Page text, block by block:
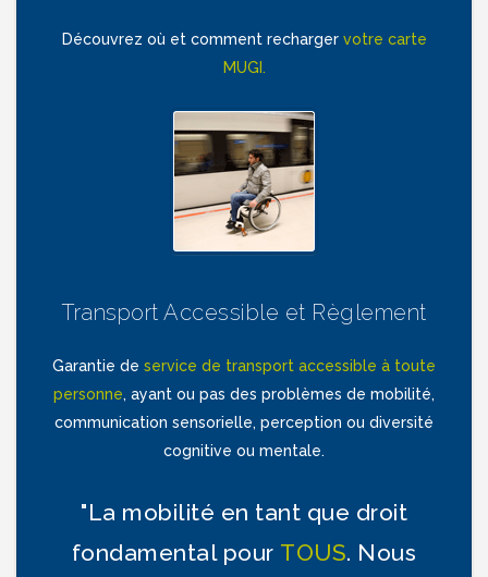
Découvrez où et comment recharger votre carte
MUGI.
Transport Accessible et Règlement
Garantie de service de transport accessible à toute
personne, ayant ou pas des problèmes de mobilité,
communication sensorielle, perception ou diversité
cognitive ou mentale.
"La mobilité en tant que droit
fondamental pour TOUS. Nous